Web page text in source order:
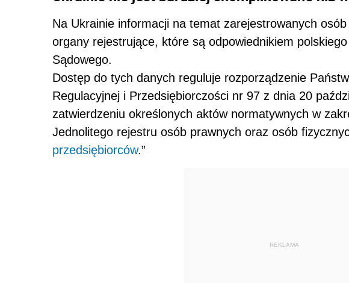
Na Ukrainie informacji na temat zarejestrowanych
organy rejestrujące, które są odpowiednikiem
Sądowego.
Dostęp do tych danych reguluje rozporządzenie
Regulacyjnej i Przedsiębiorczości nr 97 z dnia 20
zatwierdzeniu określonych aktów normatywnych w
Jednolitego rejestru osób prawnych oraz osób
przedsiębiorców.”
REKLAMA